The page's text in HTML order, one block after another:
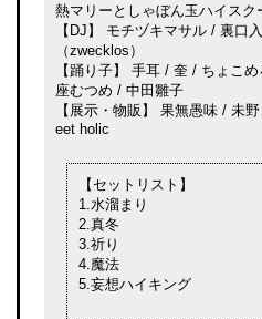
熱マリーとしゃぼん玉ハイスク
【DJ】 モチヅキマサル / 裏口
（zwecklos）
【踊り子】 手耳 / 奎 / ちょこ
座むつめ / 中田雛子
【展示・物販】 果無愚味 / 未
eet holic
【セットリスト】
1.水溜まり
2.真冬
3.祈り
4.魔法
5.妄想ハイキング